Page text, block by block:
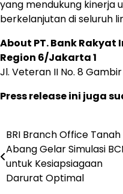
yang mendukung kinerja
berkelanjutan di seluruh
About PT. Bank Rakyat
Region 6/Jakarta 1
Jl. Veteran II No. 8
Press release ini juga
Post
navigation
BRI Branch Office Tanah
Abang Gelar Simulasi
untuk Kesiapsiagaan
Darurat Optimal